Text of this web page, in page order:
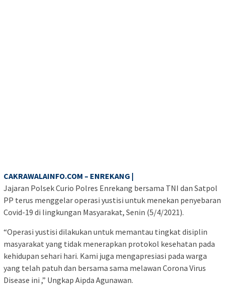
CAKRAWALAINFO.COM – ENREKANG |
Jajaran Polsek Curio Polres Enrekang bersama TNI dan Satpol
PP terus menggelar operasi yustisi untuk menekan penyebaran
Covid-19 di lingkungan Masyarakat, Senin (5/4/2021).
“Operasi yustisi dilakukan untuk memantau tingkat disiplin
masyarakat yang tidak menerapkan protokol kesehatan pada
kehidupan sehari hari. Kami juga mengapresiasi pada warga
yang telah patuh dan bersama sama melawan Corona Virus
Disease ini ,” Ungkap Aipda Agunawan.